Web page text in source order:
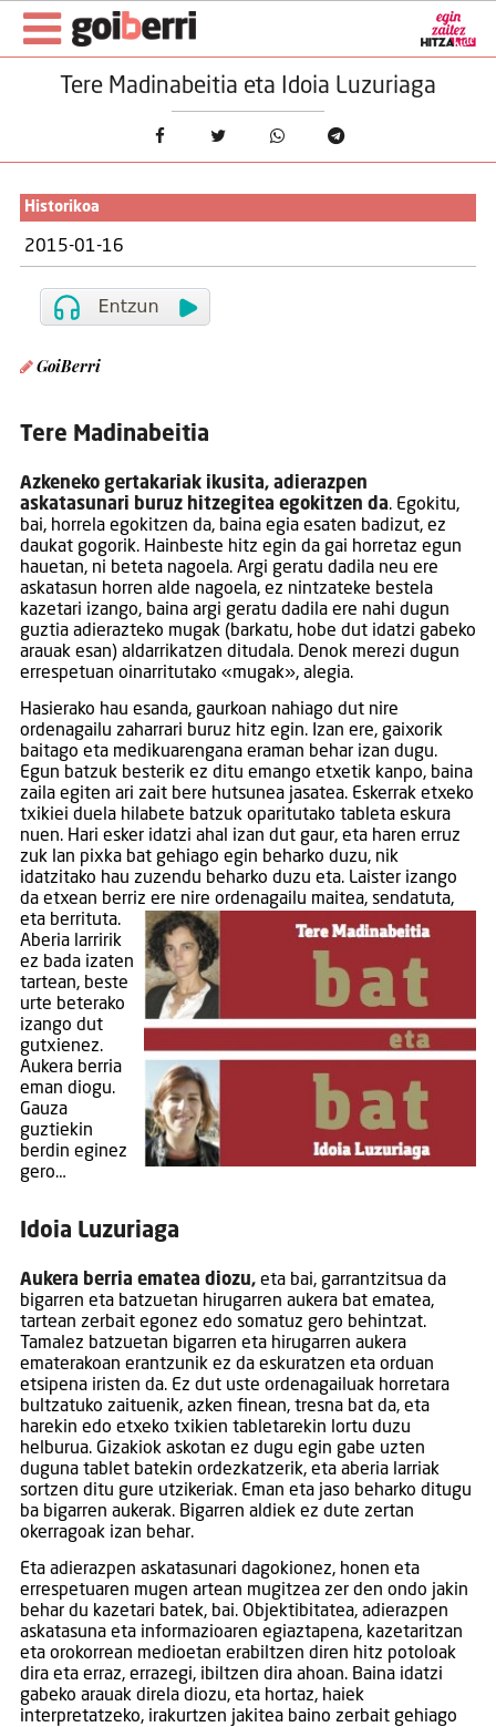
Tere Madinabeitia eta Idoia Luzuriaga
Historikoa
2015-01-16
GoiBerri
Tere Madinabeitia
Azkeneko gertakariak ikusita, adierazpen
askatasunari buruz hitzegitea egokitzen da. Egokitu,
bai, horrela egokitzen da, baina egia esaten badizut, ez
daukat gogorik. Hainbeste hitz egin da gai horretaz egun
hauetan, ni beteta nagoela. Argi geratu dadila neu ere
askatasun horren alde nagoela, ez nintzateke bestela
kazetari izango, baina argi geratu dadila ere nahi dugun
guztia adierazteko mugak (barkatu, hobe dut idatzi gabeko
arauak esan) aldarrikatzen ditudala. Denok merezi dugun
errespetuan oinarritutako «mugak», alegia.
Hasierako hau esanda, gaurkoan nahiago dut nire
ordenagailu zaharrari buruz hitz egin. Izan ere, gaixorik
baitago eta medikuarengana eraman behar izan dugu.
Egun batzuk besterik ez ditu emango etxetik kanpo, baina
zaila egiten ari zait bere hutsunea jasatea. Eskerrak etxeko
txikiei duela hilabete batzuk oparitutako tableta eskura
nuen. Hari esker idatzi ahal izan dut gaur, eta haren erruz
zuk lan pixka bat gehiago egin beharko duzu, nik
idatzitako hau zuzendu beharko duzu eta. Laister izango
da etxean berriz ere nire ordenagailu maitea, sendatuta,
eta berrituta.
Aberia larririk
ez bada izaten
tartean, beste
urte beterako
izango dut
gutxienez.
Aukera berria
eman diogu.
Gauza
guztiekin
berdin eginez
gero…
Idoia Luzuriaga
Aukera berria ematea diozu,eta bai, garrantzitsua da
bigarren eta batzuetan hirugarren aukera bat ematea,
tartean zerbait egonez edo somatuz gero behintzat.
Tamalez batzuetan bigarren eta hirugarren aukera
ematerakoan erantzunik ez da eskuratzen eta orduan
etsipena iristen da. Ez dut uste ordenagailuak horretara
bultzatuko zaituenik, azken finean, tresna bat da, eta
harekin edo etxeko txikien tabletarekin lortu duzu
helburua. Gizakiok askotan ez dugu egin gabe uzten
duguna tablet batekin ordezkatzerik, eta aberia larriak
sortzen ditu gure utzikeriak. Eman eta jaso beharko ditugu
ba bigarren aukerak. Bigarren aldiek ez dute zertan
okerragoak izan behar.
Eta adierazpen askatasunari dagokionez, honen eta
errespetuaren mugen artean mugitzea zer den ondo jakin
behar du kazetari batek, bai. Objektibitatea, adierazpen
askatasuna eta informazioaren egiaztapena, kazetaritzan
eta orokorrean medioetan erabiltzen diren hitz potoloak
dira eta erraz, errazegi, ibiltzen dira ahoan. Baina idatzi
gabeko arauak direla diozu, eta hortaz, haiek
interpretatzeko, irakurtzen jakitea baino zerbait gehiago